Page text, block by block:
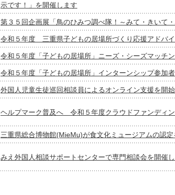
示です！」を開催します
第３５回企画展「鳥のひみつ調べ隊！～みて・きいて
令和５年度 三重県子どもの居場所づくり応援アドバ
令和５年度「子どもの居場所」ニーズ・シーズ
令和５年度「子どもの居場所」インターンシップ参加
外国人児童生徒巡回相談員によるオンライン支援を開
ヘルプマーク普及へ 令和５年度クラウドファンディン
三重県総合博物館(MieMu)が食文化ミュージアムの認定
みえ外国人相談サポートセンターで専門相談会を開催